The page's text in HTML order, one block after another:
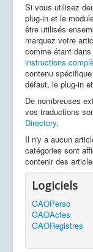
Si vous utilisez
plug-in et le
être utilisés
marquez votre
comme étant
instructions
contenu
défaut, le plug-in
De nombreuses
vos traductions
Directory.
Il n'y a aucun
catégories sont
contenir des
Logiciels
GAOPerso
GAOActes
GAORegistres